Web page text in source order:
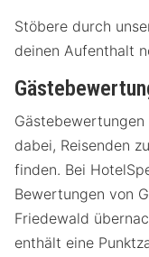
Stöbere durch
deinen Aufenthalt
dabei, Reisenden
finden. Bei
Bewertungen von
Friedewald
enthält eine